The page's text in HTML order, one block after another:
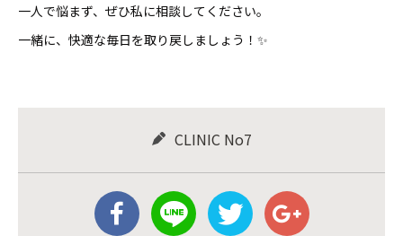
一人で悩まず、ぜひ私に相談してください。
一緒に、快適な毎日を取り戻しましょう！✨
CLINIC No7